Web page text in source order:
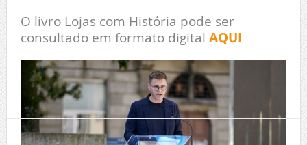
O livro Lojas com História pode ser
consultado em formato digital AQUI